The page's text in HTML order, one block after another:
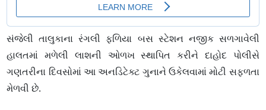
સંજેલી તાલુકાના રંગલી ફળિયા બસ સ્ટેશન નજીક સળગાવેલી
હાલતમાં મળેલી લાશની ઓળખ સ્થાપિત કરીને દાહોદ પોલીસે
ગણતરીના દિવસોમાં આ અનડિટેક્ટ ગુનાને ઉકેલવામાં મોટી સફળતા
મેળવી છે.